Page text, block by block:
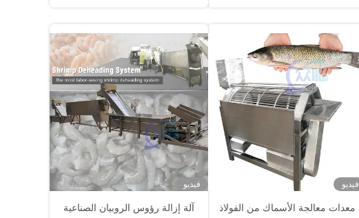
فيديو
معدات معالجة الأسماك من الفولاذ
فيديو
آلة إزالة رؤوس الروبيان الصناعية